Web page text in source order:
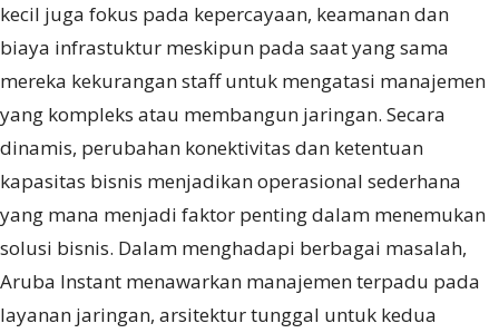
kecil juga fokus pada kepercayaan, keamanan dan
biaya infrastuktur meskipun pada saat yang sama
mereka kekurangan staff untuk mengatasi manajemen
yang kompleks atau membangun jaringan. Secara
dinamis, perubahan konektivitas dan ketentuan
kapasitas bisnis menjadikan operasional sederhana
yang mana menjadi faktor penting dalam menemukan
solusi bisnis. Dalam menghadapi berbagai masalah,
Aruba Instant menawarkan manajemen terpadu pada
layanan jaringan, arsitektur tunggal untuk kedua